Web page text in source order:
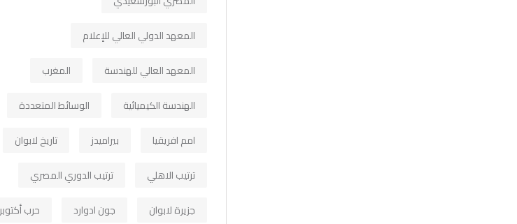
المعهد الدولي العالي للإعلام
المعهد العالي للهندسة
المغرب
الهندسة الكيميائية
الوسائط المتعددة
امم افريقيا
بيراميدز
تاريخ لابوان
ترتيب الاهلي
ترتيب الدوري المصري
جزيرة لابوان
جون ادوارد
حرب أكتوبر